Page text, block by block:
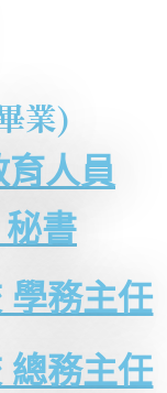
業)
育人員
書
學務主任
總務主任